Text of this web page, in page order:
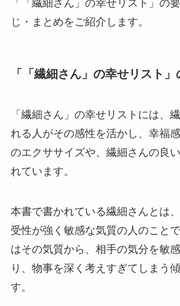
「「繊細さん」の幸せリスト」の
じ・まとめをご紹介します。
「「繊細さん」の幸せリスト
「繊細さん」の幸せリストには、
れる人がその感性を活かし、幸福
のエクササイズや、繊細さんの良
れています。
本書で書かれている繊細さんとは
受性が強く敏感な気質の人のこと
はその気質から、相手の気分を敏
り、物事を深く考えすぎてしまう
す。